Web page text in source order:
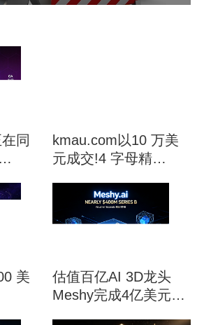
同
倒计
kmau.com以10 万美
元成交!4 字母精
美
估值百亿AI 3D龙头
Meshy完成4亿美元B